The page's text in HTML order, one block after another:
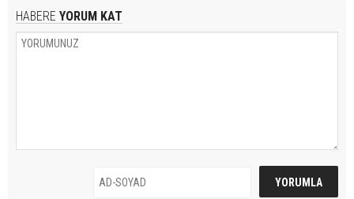
HABERE YORUM KAT